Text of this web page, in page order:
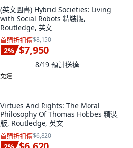
(英文圖書) Hybrid Societies: Living
with Social Robots 精裝版,
Routledge, 英文
首購折扣價$8,150
2% $7,950
8/19 預計送達
免運
Virtues And Rights: The Moral
Philosophy Of Thomas Hobbes 精裝
版, Routledge, 英文
首購折扣價$6,820